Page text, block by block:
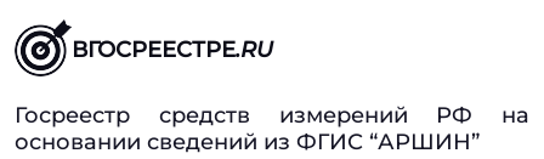
ВГОСРЕЕСТРЕ.RU
Госреестр средств измерений РФ на
основании сведений из ФГИС “АРШИН”